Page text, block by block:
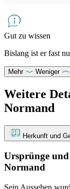
Gut zu wissen
Bislang ist er fast
Mehr Weniger
Weitere
Normand
Herkunft und
Ursprünge und
Normand